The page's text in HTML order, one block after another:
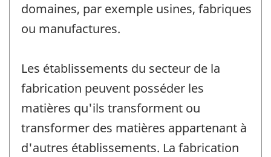
domaines, par exemple usines, fabriques
ou manufactures.
Les établissements du secteur de la
fabrication peuvent posséder les
matières qu'ils transforment ou
transformer des matières appartenant à
d'autres établissements. La fabrication